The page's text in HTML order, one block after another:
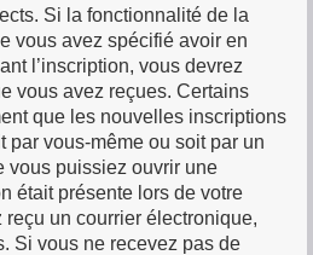
Si la fonctionnalité de la
vous avez spécifié avoir en
l’inscription, vous devrez
vous avez reçues. Certains
que les nouvelles inscriptions
par vous-même ou soit par un
vous puissiez ouvrir une
était présente lors de votre
un courrier électronique,
Si vous ne recevez pas de